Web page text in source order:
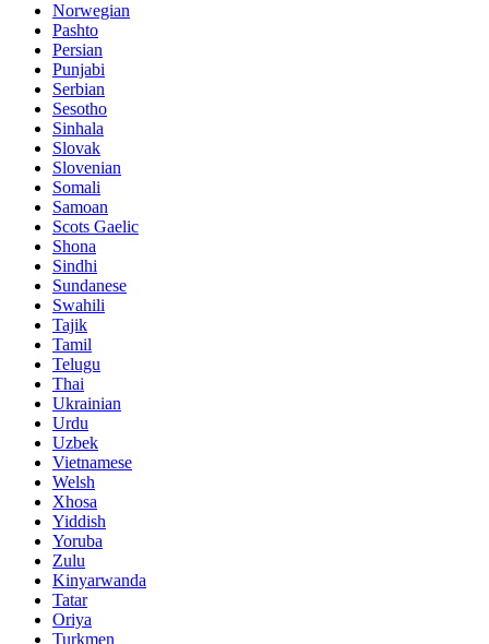
Norwegian
Pashto
Persian
Punjabi
Serbian
Sesotho
Sinhala
Slovak
Slovenian
Somali
Samoan
Scots Gaelic
Shona
Sindhi
Sundanese
Swahili
Tajik
Tamil
Telugu
Thai
Ukrainian
Urdu
Uzbek
Vietnamese
Welsh
Xhosa
Yiddish
Yoruba
Zulu
Kinyarwanda
Tatar
Oriya
Turkmen